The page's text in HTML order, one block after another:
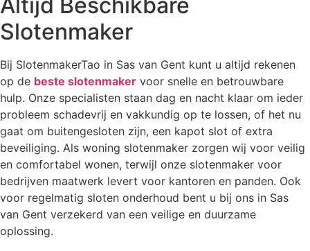
Slotenmaker
Bij SlotenmakerTao in Sas van Gent kunt u altijd rekenen
op de beste slotenmaker voor snelle en betrouwbare
hulp. Onze specialisten staan dag en nacht klaar om ieder
probleem schadevrij en vakkundig op te lossen, of het nu
gaat om buitengesloten zijn, een kapot slot of extra
beveiliging. Als woning slotenmaker zorgen wij voor veilig
en comfortabel wonen, terwijl onze slotenmaker voor
bedrijven maatwerk levert voor kantoren en panden. Ook
voor regelmatig sloten onderhoud bent u bij ons in Sas
van Gent verzekerd van een veilige en duurzame
oplossing.